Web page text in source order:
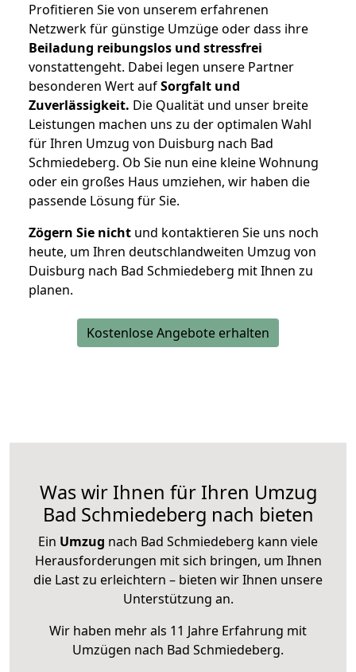
Profitieren Sie von unserem erfahrenen
Netzwerk für günstige Umzüge oder dass ihre
Beiladung reibungslos und stressfrei
vonstattengeht. Dabei legen unsere Partner
besonderen Wert aufSorgfalt und
Zuverlässigkeit. Die Qualität und unser breite
Leistungen machen uns zu der optimalen Wahl
für Ihren Umzug von Duisburg nach Bad
Schmiedeberg. Ob Sie nun eine kleine Wohnung
oder ein großes Haus umziehen, wir haben die
passende Lösung für Sie.
Zögern Sie nicht und kontaktieren Sie uns noch
heute, um Ihren deutschlandweiten Umzug von
Duisburg nach Bad Schmiedeberg mit Ihnen zu
planen.
Kostenlose Angebote erhalten
Was wir Ihnen für Ihren Umzug
Bad Schmiedeberg nach bieten
Ein Umzug nach Bad Schmiedeberg kann viele
Herausforderungen mit sich bringen, um Ihnen
die Last zu erleichtern – bieten wir Ihnen unsere
Unterstützung an.
Wir haben mehr als 11 Jahre Erfahrung mit
Umzügen nach Bad Schmiedeberg.